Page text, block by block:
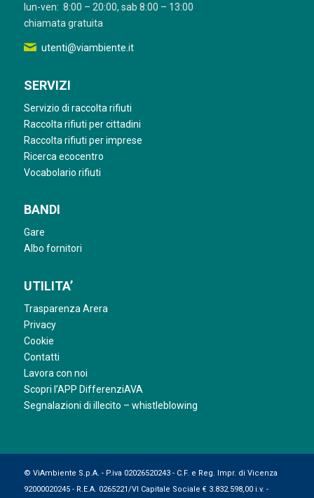
lun-ven: 8:00 – 20:00, sab 8:00 – 13:00
chiamata gratuita
utenti@viambiente.it
SERVIZI
Servizio di raccolta rifiuti
Raccolta rifiuti per cittadini
Raccolta rifiuti per imprese
Ricerca ecocentro
Vocabolario rifiuti
BANDI
Gare
Albo fornitori
UTILITA’
Trasparenza Arera
Privacy
Cookie
Contatti
Lavora con noi
Scopri l’APP DifferenziAVA
Segnalazioni di illecito – whistleblowing
© ViAmbiente S.p.A. - P.iva 02026520243 - C.F. e Reg. Impr. di Vicenza
92000020245 - R.E.A. 0265221/VI Capitale Sociale € 3.832.598,00 i.v. -